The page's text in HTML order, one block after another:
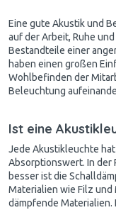
Eine gute Akustik und
auf der Arbeit, Ruhe
Bestandteile einer
haben einen großen
Wohlbefinden der
Beleuchtung
Ist eine
Jede Akustikleuchte
Absorptionswert. In der
besser ist die
Materialien wie Filz
dämpfende Materialien.